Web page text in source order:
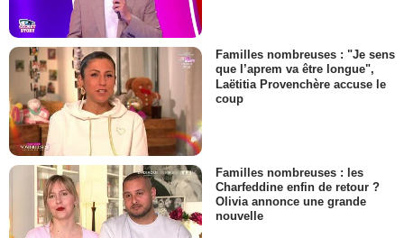
Familles nombreuses : "Je sens
que l’aprem va être longue",
Laëtitia Provenchère accuse le
coup
Familles nombreuses : les
Charfeddine enfin de retour ?
Olivia annonce une grande
nouvelle